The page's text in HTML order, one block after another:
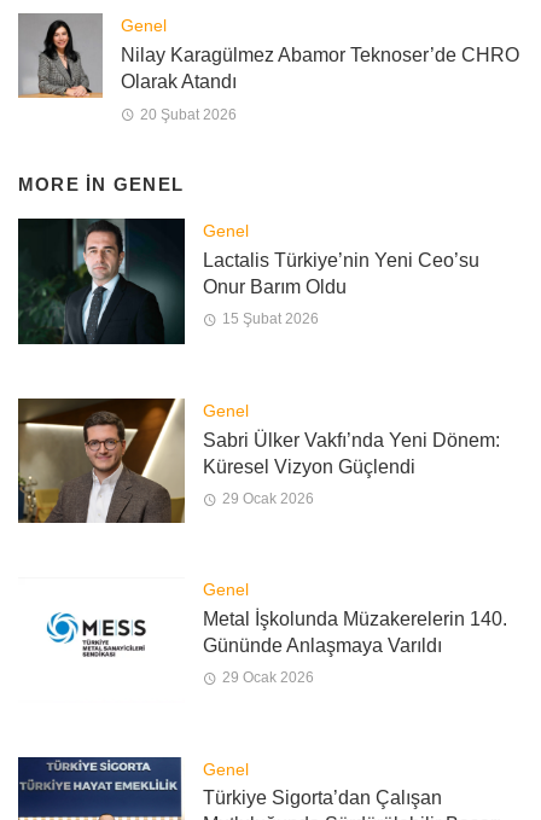
Genel
Nilay Karagülmez Abamor Teknoser’de CHRO
Olarak Atandı
20 Şubat 2026
MORE IN GENEL
Genel
Lactalis Türkiye’nin Yeni Ceo’su
Onur Barım Oldu
15 Şubat 2026
Genel
Sabri Ülker Vakfı’nda Yeni Dönem:
Küresel Vizyon Güçlendi
29 Ocak 2026
Genel
Metal İşkolunda Müzakerelerin 140.
Gününde Anlaşmaya Varıldı
29 Ocak 2026
Genel
Türkiye Sigorta’dan Çalışan